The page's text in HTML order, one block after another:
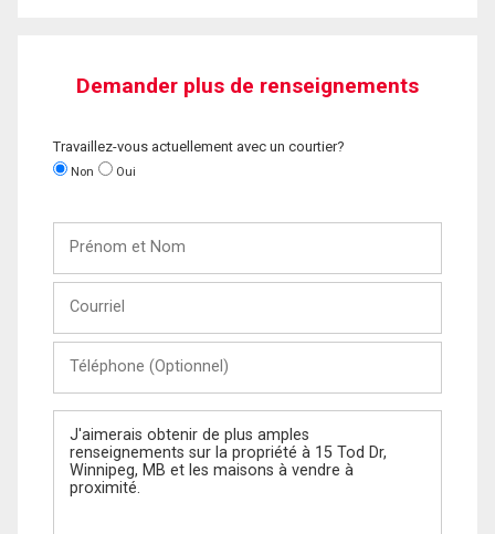
Demander plus de renseignements
Travaillez-vous actuellement avec un courtier?
Non Oui
Nom
(Optionnel)
Message